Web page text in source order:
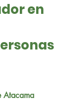
en
Atacama